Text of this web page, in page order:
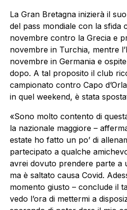
La Gran Bretagna inizierà il
del pass mondiale con la sfida
novembre contro la Grecia e
novembre in Turchia, mentre
novembre in Germania e
dopo. A tal proposito il club
campionato contro Capo
in quel weekend, è stata
«Sono molto contento di
la nazionale maggiore –
estate ho fatto un po’ di
partecipato a qualche
avrei dovuto prendere parte a
ma è saltato causa Covid.
momento giusto – conclude il
vedo l’ora di mettermi a